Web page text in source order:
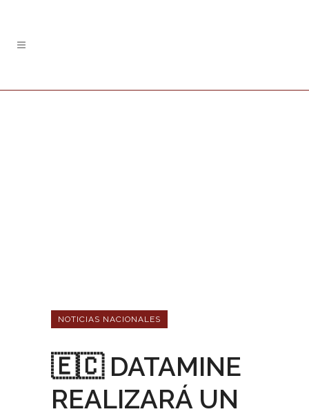
NOTICIAS NACIONALES
🇪🇨 DATAMINE
REALIZARÁ UN